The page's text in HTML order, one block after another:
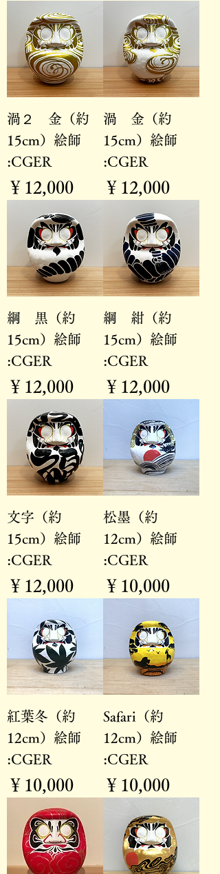
渦２ 金（約
15cm）絵師
:CGER
価格
￥12,000
渦 金（約
15cm）絵師
:CGER
価格
￥12,000
綱 黒（約
15cm）絵師
:CGER
価格
￥12,000
綱 紺（約
15cm）絵師
:CGER
価格
￥12,000
文字（約
15cm）絵師
:CGER
価格
￥12,000
松墨（約
12cm）絵師
:CGER
価格
￥10,000
紅葉冬（約
12cm）絵師
:CGER
価格
￥10,000
Safari（約
12cm）絵師
:CGER
価格
￥10,000